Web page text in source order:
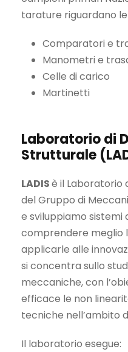
tarature riguardano
Comparatori e
Manometri e
Celle di carico
Martinetti
Laboratorio di
Strutturale
LADISè il Laboratorio
del Gruppo di
e sviluppiamo sistemi
comprendere meglio
applicarle alle
si concentra sullo
meccaniche, con
efficace le non
tecniche nell’ambito
Il laboratorio esegue: